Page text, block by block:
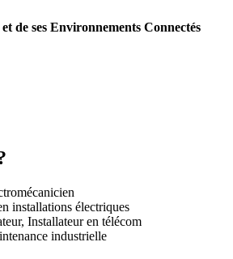
de ses Environnements Connectés
installations électriques
Installateur en télécom
industrielle